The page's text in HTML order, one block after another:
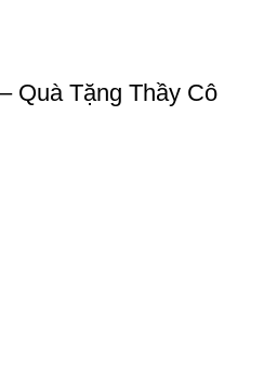
Quà Tặng Thầy Cô